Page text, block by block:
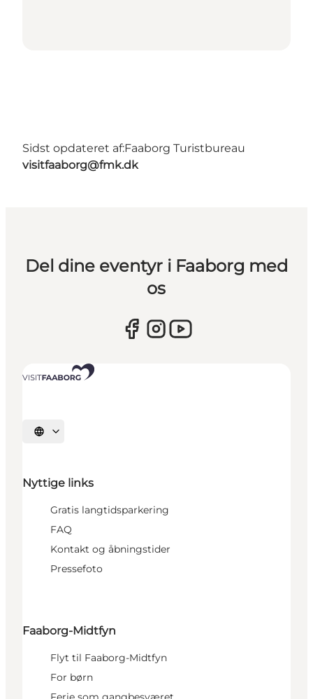
Sidst opdateret af:Faaborg Turistbureau
visitfaaborg@fmk.dk
Del dine eventyr i Faaborg med
os
Vælg sprog
Nyttige links
Gratis langtidsparkering
FAQ
Kontakt og åbningstider
Pressefoto
Faaborg-Midtfyn
Flyt til Faaborg-Midtfyn
For børn